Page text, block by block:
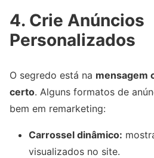
4. Crie Anúncios
Personalizados
O segredo está na mensagem
certo. Alguns formatos de
bem em remarketing:
Carrossel dinâmico:
visualizados no site.